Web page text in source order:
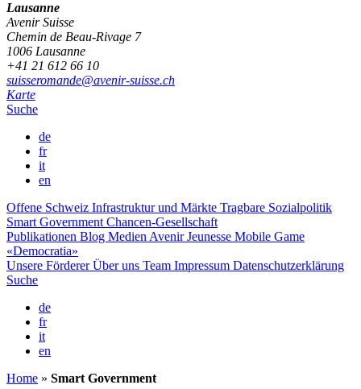
Lausanne
Avenir Suisse
Chemin de Beau-Rivage 7
1006 Lausanne
+41 21 612 66 10
suisseromande@avenir-suisse.ch
Karte
Suche
de
fr
it
en
Offene Schweiz Infrastruktur und Märkte Tragbare Sozialpolitik
Smart Government Chancen-Gesellschaft
Publikationen Blog Medien Avenir Jeunesse Mobile Game
«Democratia»
Unsere FördererÜber uns Team Impressum Datenschutzerklärung
Suche
de
fr
it
en
Home » Smart Government